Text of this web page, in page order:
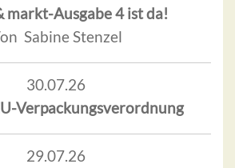
markt-Ausgabe 4 ist da!
Sabine Stenzel
30.07.26
Verpackungsverordnung
29.07.26